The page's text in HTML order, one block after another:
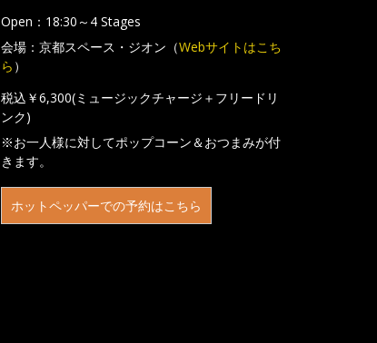
Open：18:30～4 Stages
会場：京都スペース・ジオン（Webサイトはこち
ら ）
税込￥6,300(ミュージックチャージ＋フリードリ
ンク)
※お一人様に対してポップコーン＆おつまみが付
きます。
ホットペッパーでの予約はこちら